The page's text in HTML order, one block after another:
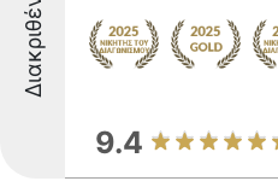
Διακριθέντες
9.4